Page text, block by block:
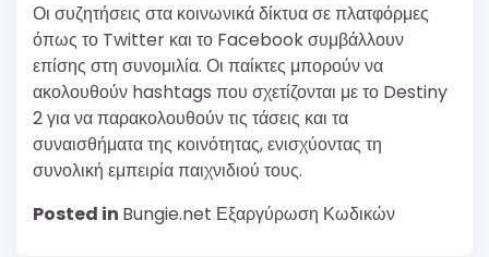
Οι συζητήσεις στα κοινωνικά δίκτυα σε πλατφόρμες
όπως το Twitter και το Facebook συμβάλλουν
επίσης στη συνομιλία. Οι παίκτες μπορούν να
ακολουθούν hashtags που σχετίζονται με το Destiny
2 για να παρακολουθούν τις τάσεις και τα
συναισθήματα της κοινότητας, ενισχύοντας τη
συνολική εμπειρία παιχνιδιού τους.
Posted in Bungie.net Εξαργύρωση Κωδικών